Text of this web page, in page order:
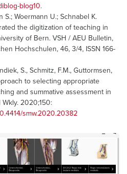
blog10.
S.; Woermann U.; Schnabel K.
the digitization of teaching in
of Bern. VSH / AEU Bulletin,
Hochschulen, 46, 3/4, ISSN 166-
S., Schmitz, F.M., Guttormsen,
to selecting appropriate
and summative assessment in
2020;150:
smw.2020.20382